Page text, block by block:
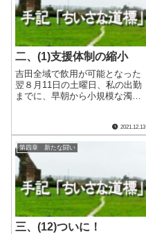
二、(1)支援体制の縮小
吉田全域で飲用が可能となった
翌８月11日の土曜日、私の出勤
までに、早朝から小規模な濁水
敷地区のものは、現場で迅速に
う１件の高齢者施設は受水槽内
の汚れが原因だ.....
2021.12.13
第四章 新たな闘い
三、(12)ついに！